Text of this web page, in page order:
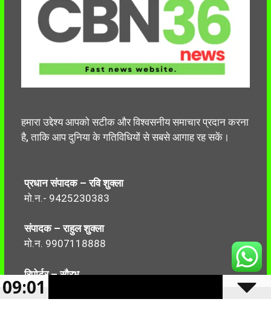
हमारा उद्देश्य आपको सटीक और विश्वसनीय समाचार प्रदान करना
है, ताकि आप दुनिया के गतिविधियों से सबसे आगाह रह सकें।
प्रधान संपादक – रवि शुक्ला
मो.न.- 9425230383
संपादक – राहुल शुक्ला
मो.न. 9907118888
रिपोर्टर – सौरभ
मो.न.-7499999906
09:01